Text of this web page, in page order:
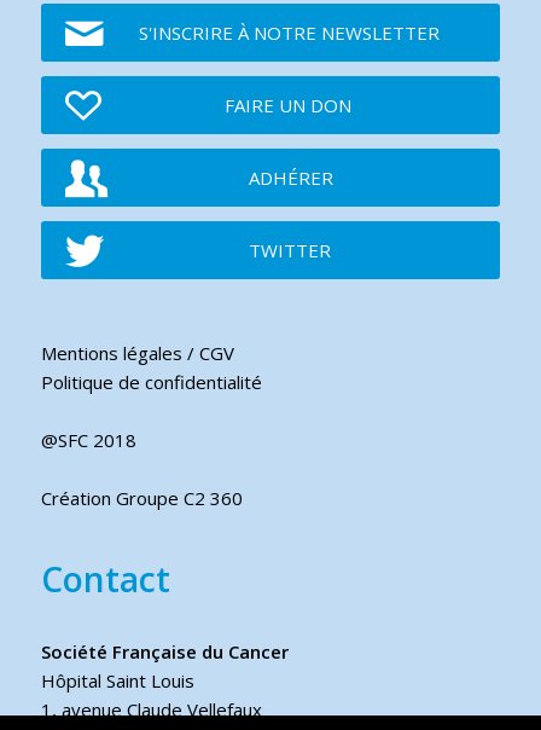
S'INSCRIRE À NOTRE NEWSLETTER
FAIRE UN DON
ADHÉRER
TWITTER
Mentions légales / CGV
Politique de confidentialité
@SFC 2018
Création Groupe C2 360
Contact
Société Française du Cancer
Hôpital Saint Louis
1, avenue Claude Vellefaux